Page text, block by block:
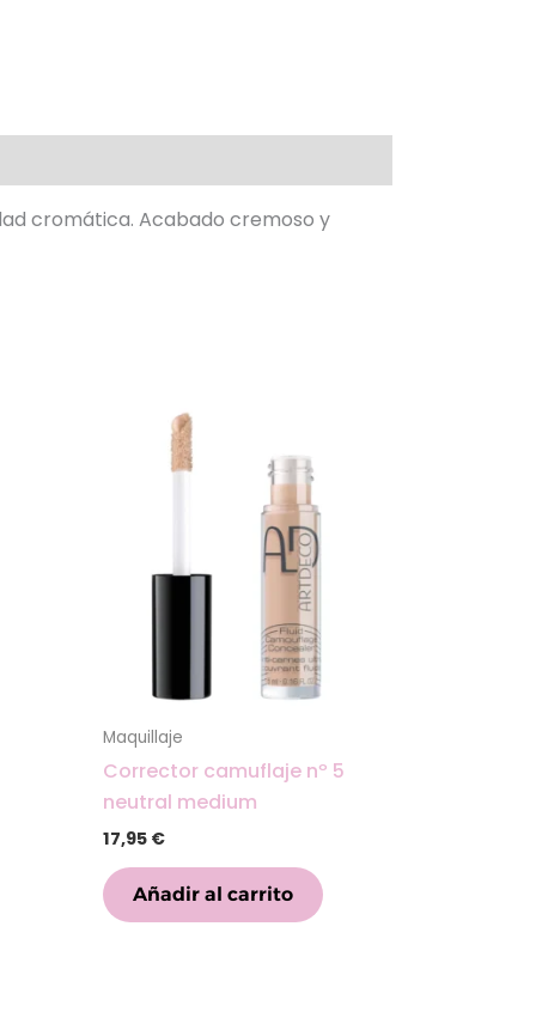
cromática. Acabado cremoso y
Maquillaje
Corrector camuflaje nº 5
neutral medium
17,95 €
Añadir al carrito